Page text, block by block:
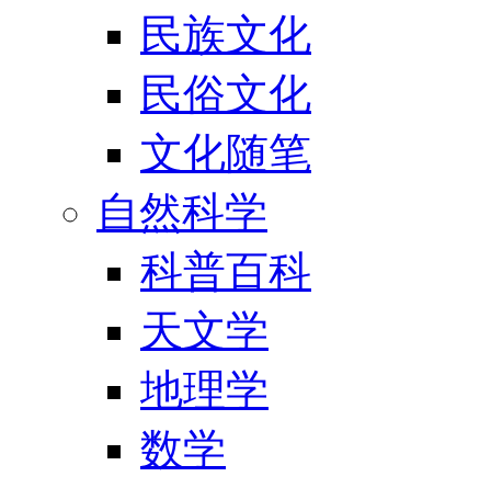
民族文化
民俗文化
文化随笔
自然科学
科普百科
天文学
地理学
数学